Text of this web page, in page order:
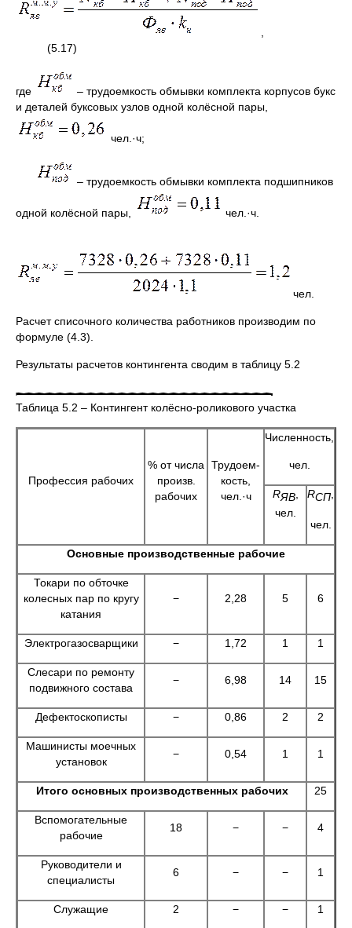
,
(5.17)
где
– трудоемкость обмывки комплекта корпусов букс
и деталей буксовых узлов одной колёсной пары,
чел.·ч;
– трудоемкость обмывки комплекта подшипников
одной колёсной пары, чел.·ч.
чел.
Расчет списочного количества работников производим по
формуле (4.3).
Результаты расчетов контингента сводим в таблицу 5.2
Таблица 5.2 – Контингент колёсно-роликового участка
Профессия рабочих
% от числа
произв.
рабочих
Трудоем-
кость,
чел.·ч
Численность,
чел.
RЯВ,
чел.
RСП,
чел.
Основные производственные рабочие
Токари по обточке
колесных пар по кругу
катания
− 2,28 5 6
Электрогазосварщики − 1,72 1 1
Слесари по ремонту
подвижного состава
− 6,98 14 15
Дефектоскописты − 0,86 2 2
Машинисты моечных
установок
− 0,54 1 1
Итого основных производственных рабочих 25
Вспомогательные
рабочие
18 − − 4
Руководители и
специалисты
6 − − 1
Служащие 2 − − 1